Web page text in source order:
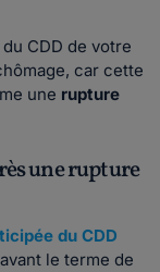
CDD de votre
car cette
une rupture
une rupture
du CDD
le terme de